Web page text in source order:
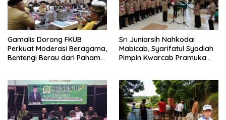
Gamalis Dorong FKUB
Perkuat Moderasi Beragama,
Bentengi Berau dari Paham
Sri Juniarsih Nahkodai
Mabicab, Syarifatul Syadiah
Pimpin Kwarcab Pramuka